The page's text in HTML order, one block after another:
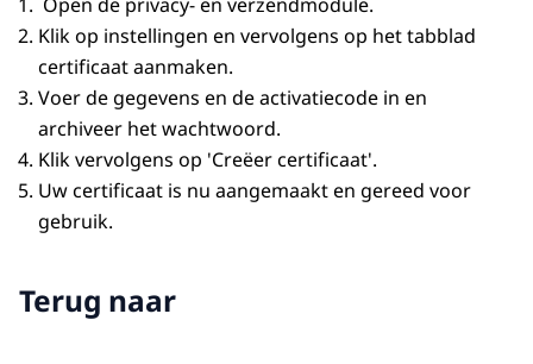
Klik op instellingen en vervolgens op het tabblad
certificaat aanmaken.
Voer de gegevens en de activatiecode in en
archiveer het wachtwoord.
Klik vervolgens op 'Creëer certificaat'.
Uw certificaat is nu aangemaakt en gereed voor
gebruik.
Terug naar